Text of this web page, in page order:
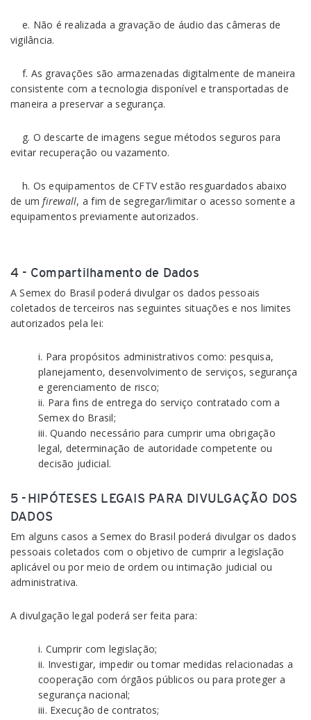
e. Não é realizada a gravação de áudio das câmeras de
vigilância.
f. As gravações são armazenadas digitalmente de maneira
consistente com a tecnologia disponível e transportadas de
maneira a preservar a segurança.
g. O descarte de imagens segue métodos seguros para
evitar recuperação ou vazamento.
h. Os equipamentos de CFTV estão resguardados abaixo
de umfirewall, a fim de segregar/limitar o acesso somente a
equipamentos previamente autorizados.
4 - Compartilhamento de Dados
A Semex do Brasil poderá divulgar os dados pessoais
coletados de terceiros nas seguintes situações e nos limites
autorizados pela lei:
i. Para propósitos administrativos como: pesquisa,
planejamento, desenvolvimento de serviços, segurança
e gerenciamento de risco;
ii. Para fins de entrega do serviço contratado com a
Semex do Brasil;
iii. Quando necessário para cumprir uma obrigação
legal, determinação de autoridade competente ou
decisão judicial.
5 - HIPÓTESES LEGAIS PARA DIVULGAÇÃO DOS
DADOS
Em alguns casos a Semex do Brasil poderá divulgar os dados
pessoais coletados com o objetivo de cumprir a legislação
aplicável ou por meio de ordem ou intimação judicial ou
administrativa.
A divulgação legal poderá ser feita para:
i. Cumprir com legislação;
ii. Investigar, impedir ou tomar medidas relacionadas a
cooperação com órgãos públicos ou para proteger a
segurança nacional;
iii. Execução de contratos;